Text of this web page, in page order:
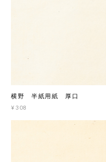
横野 半紙用紙 厚口
¥308